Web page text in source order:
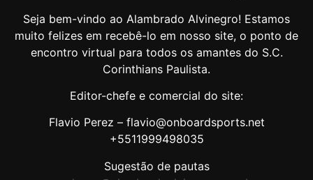
Seja bem-vindo ao Alambrado Alvinegro! Estamos
muito felizes em recebê-lo em nosso site, o ponto de
encontro virtual para todos os amantes do S.C.
Corinthians Paulista.
Editor-chefe e comercial do site:
Flavio Perez – flavio@onboardsports.net
+5511999498035
Sugestão de pautas